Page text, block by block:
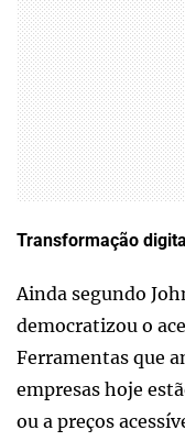
Transformação
Ainda segundo
democratizou o
Ferramentas que
empresas hoje
ou a preços